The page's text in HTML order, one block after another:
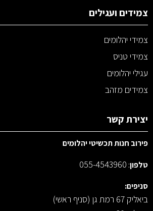
צמידים ועגילים
צמידי יהלומים
צמידי טניס
עגילי יהלומים
צמידים מזהב
יצירת קשר
פירוב חנות תכשיטי יהלומים
טלפון:
055-4543960
סניפים:
ביאליק 67 רמת גן (סניף ראשי)